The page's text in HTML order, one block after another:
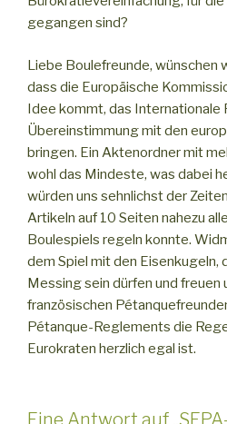
gegangen sind?
Liebe Boulefreunde, wünschen
dass die Europäische
Idee kommt, das Internationale
Übereinstimmung mit den
bringen. Ein Aktenordner mit
wohl das Mindeste, was dabei
würden uns sehnlichst der
Artikeln auf 10 Seiten nahezu
Boulespiels regeln konnte.
dem Spiel mit den Eisenkugeln,
Messing sein dürfen und freuen
französischen
Pétanque-Reglements die
Eurokraten herzlich egal ist.